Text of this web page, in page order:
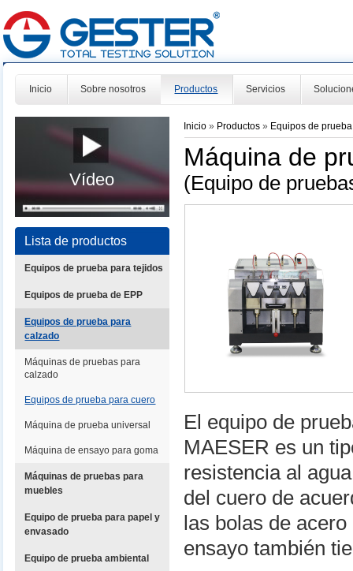
Inicio Sobre nosotros Productos Servicios
Vídeo
Lista de productos
Equipos de prueba para tejidos
Equipos de prueba de EPP
Equipos de prueba para
calzado
Máquinas de pruebas para
calzado
Equipos de prueba para cuero
Máquina de prueba universal
Máquina de ensayo para goma
Máquinas de pruebas para
muebles
Equipo de prueba para papel y
envasado
Equipo de prueba ambiental
Inicio » Productos» Equipos de
Máquina de
(Equipo de
El equipo de
MAESER es un
resistencia al
del cuero de
las bolas de
ensayo también